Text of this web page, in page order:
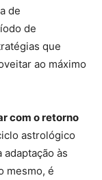
de
de
que
ao máximo
com o retorno
astrológico
às
mesmo, é